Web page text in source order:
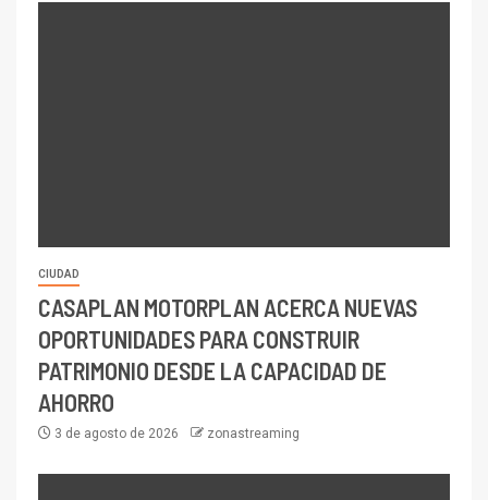
CIUDAD
CASAPLAN MOTORPLAN ACERCA NUEVAS
OPORTUNIDADES PARA CONSTRUIR
PATRIMONIO DESDE LA CAPACIDAD DE
AHORRO
3 de agosto de 2026 zonastreaming